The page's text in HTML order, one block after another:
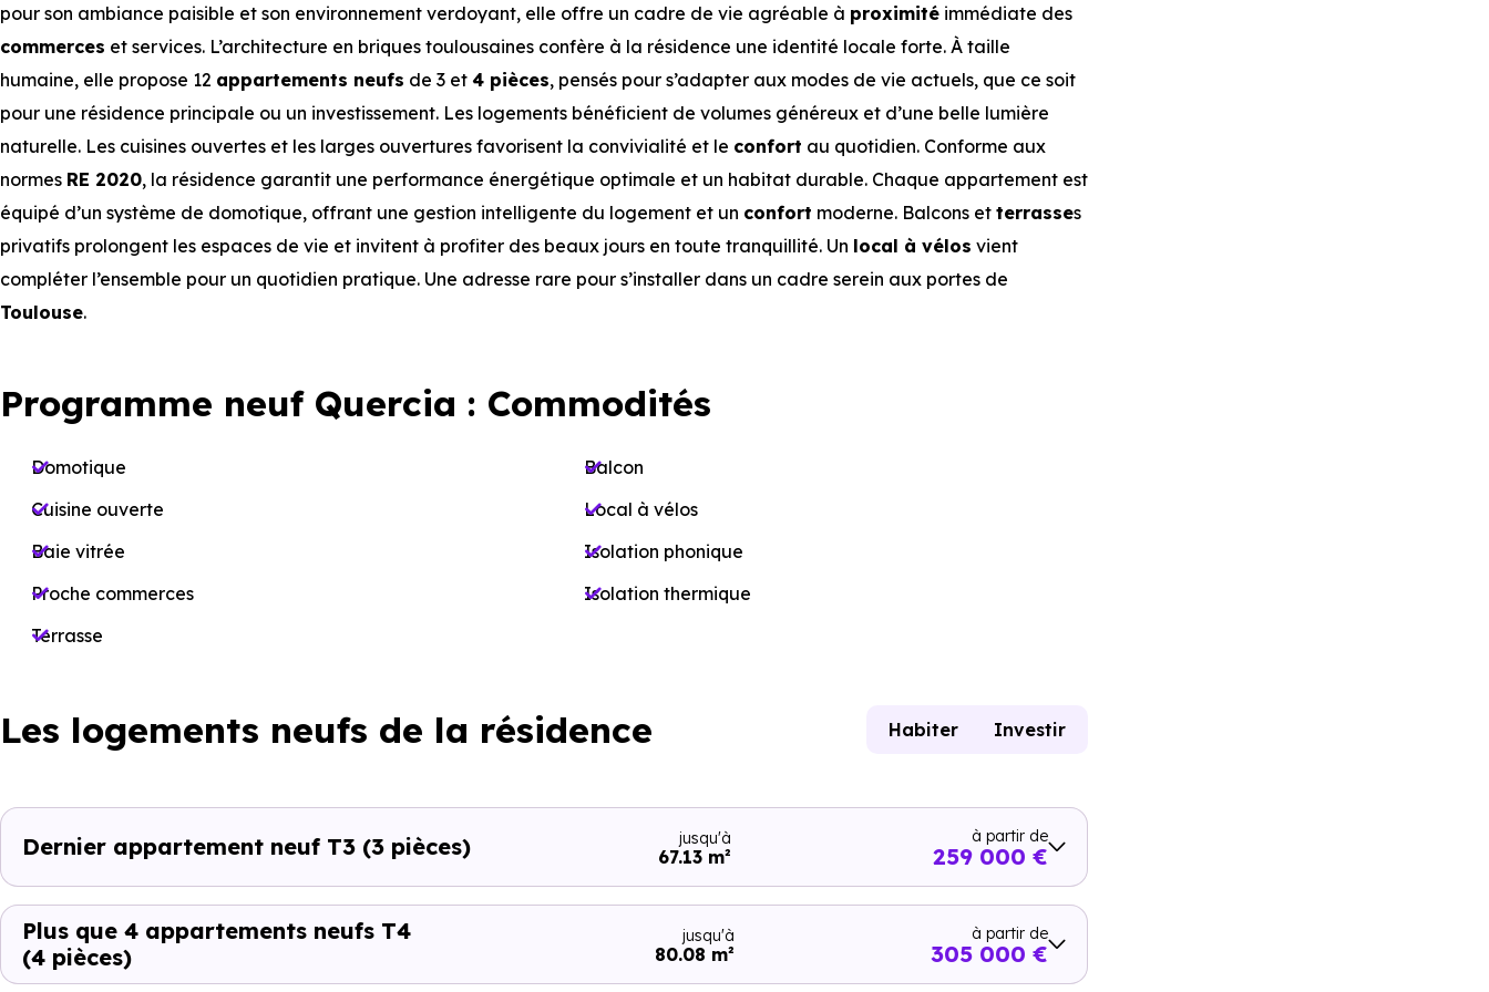
pour son ambiance paisible et son environnement verdoyant, elle offre un cadre de vie agréable à proximité immédiate des
commerces et services. L’architecture en briques toulousaines confère à la résidence une identité locale forte. À taille
humaine, elle propose 12 appartements neufs de 3 et 4 pièces, pensés pour s’adapter aux modes de vie actuels, que ce soit
pour une résidence principale ou un investissement. Les logements bénéficient de volumes généreux et d’une belle lumière
naturelle. Les cuisines ouvertes et les larges ouvertures favorisent la convivialité et le confort au quotidien. Conforme aux
normes RE 2020, la résidence garantit une performance énergétique optimale et un habitat durable. Chaque appartement est
équipé d’un système de domotique, offrant une gestion intelligente du logement et un confort moderne. Balcons et terrasses
privatifs prolongent les espaces de vie et invitent à profiter des beaux jours en toute tranquillité. Un local à vélos vient
compléter l’ensemble pour un quotidien pratique. Une adresse rare pour s’installer dans un cadre serein aux portes de
Toulouse.
Programme neuf Quercia : Commodités
Domotique
Cuisine ouverte
Baie vitrée
Proche commerces
Terrasse
Balcon
Local à vélos
Isolation phonique
Isolation thermique
Les logements neufs de la résidence Habiter Investir
Dernier appartement neuf T3 (3 pièces) jusqu'à
67.13 m²
à partir de
259 000 €
Plus que 4 appartements neufs T4
(4 pièces)
jusqu'à
80.08 m²
à partir de
305 000 €